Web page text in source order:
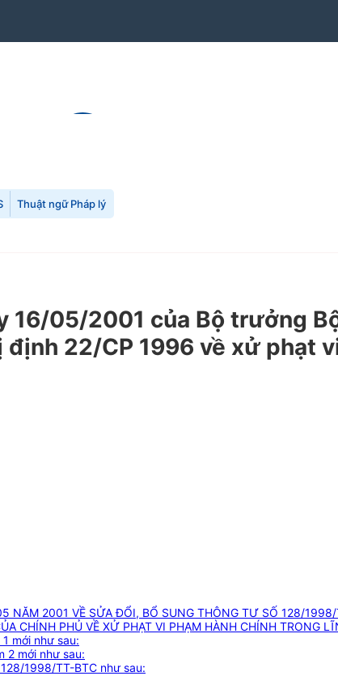
Thuật ngữ Pháp lý
05/2001 của Bộ trưởng
22/CP 1996 về xử phạt
NĂM 2001 VỀ SỬA ĐỔI, BỔ SUNG THÔNG TƯ SỐ 128/
CHÍNH PHỦ VỀ XỬ PHẠT VI PHẠM HÀNH CHÍNH TRONG
mới như sau:
2 mới như sau:
1998/TT-BTC như sau: